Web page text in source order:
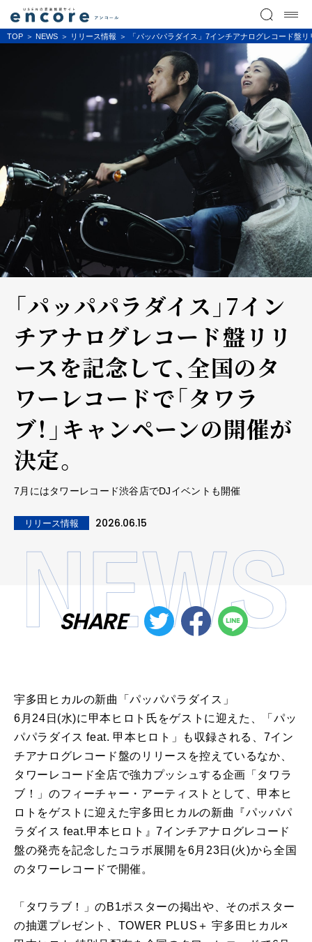
TOP NEWS リリース情報 「パッパパラダイス」7インチアナログレコード盤
「パッパパラダイス」7イン
チアナログレコード盤リリ
ースを記念して、全国のタ
ワーレコードで「タワラ
ブ！」キャンペーンの開催が
決定。
7月にはタワーレコード渋谷店でDJイベントも開催
リリース情報 2026.06.15
SHARE
宇多田ヒカルの新曲「パッパパラダイス」
6月24日(水)に甲本ヒロト氏をゲストに迎えた、「パッ
パパラダイス feat. 甲本ヒロト」も収録される、7イン
チアナログレコード盤のリリースを控えているなか、
タワーレコード全店で強力プッシュする企画「タワラ
ブ！」のフィーチャー・アーティストとして、甲本ヒ
ロトをゲストに迎えた宇多田ヒカルの新曲『パッパパ
ラダイス feat.甲本ヒロト』7インチアナログレコード
盤の発売を記念したコラボ展開を6月23日(火)から全国
のタワーレコードで開催。
「タワラブ！」のB1ポスターの掲出や、そのポスター
の抽選プレゼント、TOWER PLUS＋ 宇多田ヒカル×